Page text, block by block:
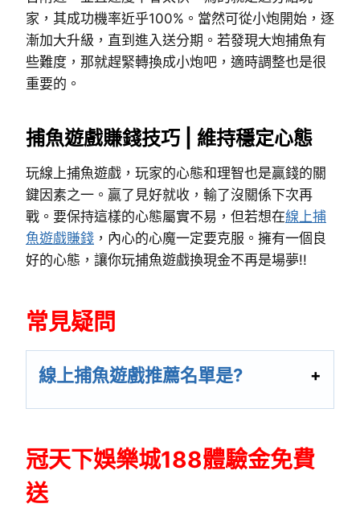
家，其成功機率近乎100%。當然可從小炮開始，逐
漸加大升級，直到進入送分期。若發現大炮捕魚有
些難度，那就趕緊轉換成小炮吧，適時調整也是很
重要的。
捕魚遊戲賺錢技巧 | 維持穩定心態
玩線上捕魚遊戲，玩家的心態和理智也是贏錢的關
鍵因素之一。贏了見好就收，輸了沒關係下次再
戰。要保持這樣的心態屬實不易，但若想在線上捕
魚遊戲賺錢 ，內心的心魔一定要克服。擁有一個良
好的心態，讓你玩捕魚遊戲換現金不再是場夢!!
常見疑問
線上捕魚遊戲推薦名單是?
冠天下娛樂城188體驗金免費
送